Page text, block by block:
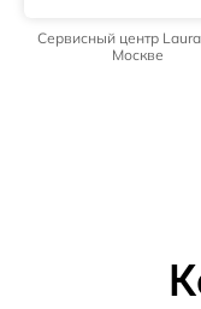
Сервисный центр
Москве